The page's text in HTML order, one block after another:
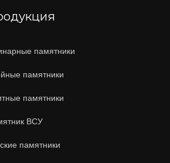
памятники
памятники
памятники
ВСУ
памятники